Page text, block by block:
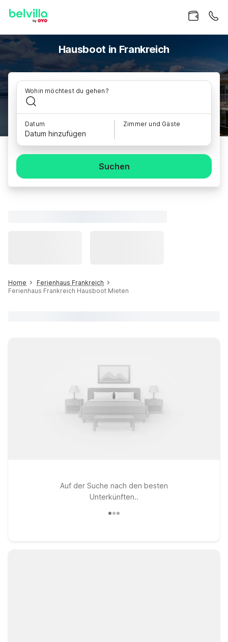
Hausboot in Frankreich
Wohin möchtest du gehen?
Datum
Datum hinzufügen
Zimmer und Gäste
Suchen
Home
Ferienhaus Frankreich
Ferienhaus Frankreich Hausboot Mieten
Auf der Suche nach den besten
Unterkünften..